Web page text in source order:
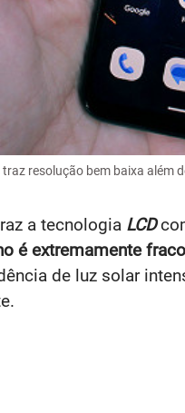
resolução bem baixa além
a tecnologia LCD
é extremamente fraco
de luz solar